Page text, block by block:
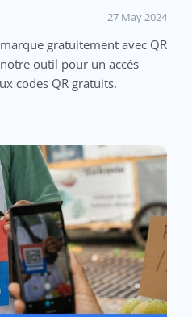
27 May 2024
gratuitement avec QR
outil pour un accès
codes QR gratuits.